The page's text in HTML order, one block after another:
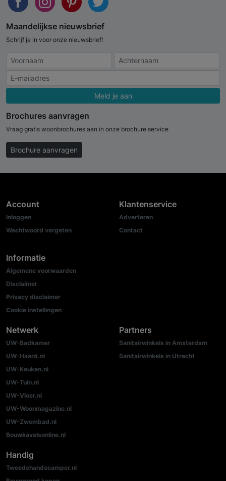
Maandelijkse nieuwsbrief
Schrijf je in voor onze nieuwsbrief!
Meld je aan
Brochures aanvragen
Vraag gratis woonbrochures aan in onze brochure service
Brochure aanvragen
Account
Inloggen
Wachtwoord vergeten
Informatie
Algemene voorwaarden
Disclaimer
Privacy disclaimer
Cookie instellingen
Klantenservice
Adverteren
Contact
Netwerk
UW-Badkamer
UW-Haard.nl
UW-Keuken.nl
UW-Tuin.nl
UW-Vloer.nl
UW-Woonmagazine.nl
UW-Zwembad.nl
Bouwkavelsonline.nl
Partners
Sanitairwinkels in Amsterdam
Sanitairwinkels in Utrecht
Handig
Tweedehandscamper.nl